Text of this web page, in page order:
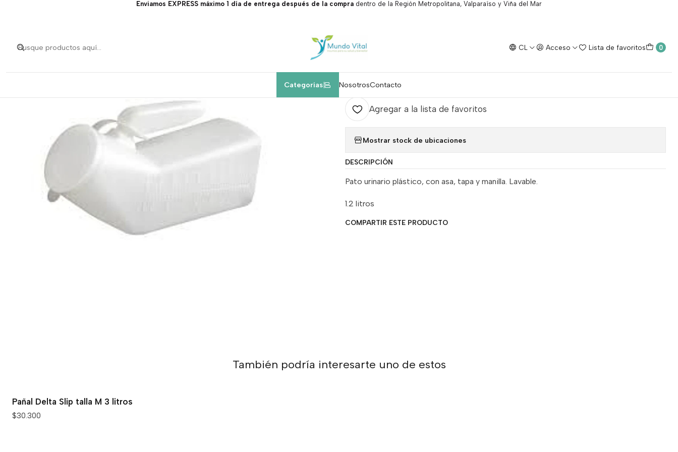
CL Acceso Lista de favoritos 0
Categorías NosotrosContacto
Enviamos EXPRESS máximo 1 día de entrega después de la compra dentro de la Región Metropolitana, Valparaíso y Viña del Mar
Insumos médicos. Pato urinario masculino.
|
Pato urinario masculino.
Cantidad
Agregar a la lista de favoritos
Mostrar stock de ubicaciones
DESCRIPCIÓN
Pato urinario plástico, con asa, tapa y manilla. Lavable.
1.2 litros
COMPARTIR ESTE PRODUCTO
También podría interesarte uno de estos
Pañal Delta Slip talla M 3 litros
$30.300